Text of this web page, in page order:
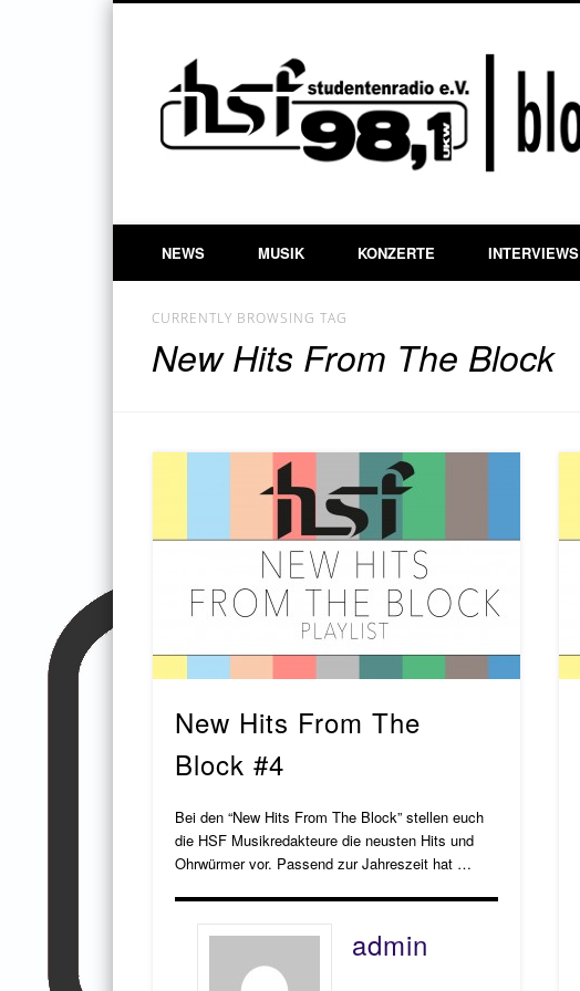
Blog des hsf studentenradio e.V. Ilmenau
Twitter
NEWS MUSIK KONZERTE INTERVIEWS
CURRENTLY BROWSING TAG
New Hits From The Block
New Hits From The
Block #4
Bei den “New Hits From The Block” stellen euch
die HSF Musikredakteure die neusten Hits und
Ohrwürmer vor. Passend zur Jahreszeit hat …
admin